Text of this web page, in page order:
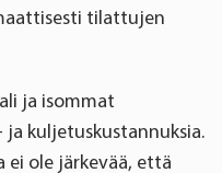
tilattujen
ja isommat
kuljetuskustannuksia.
ei ole järkevää, että